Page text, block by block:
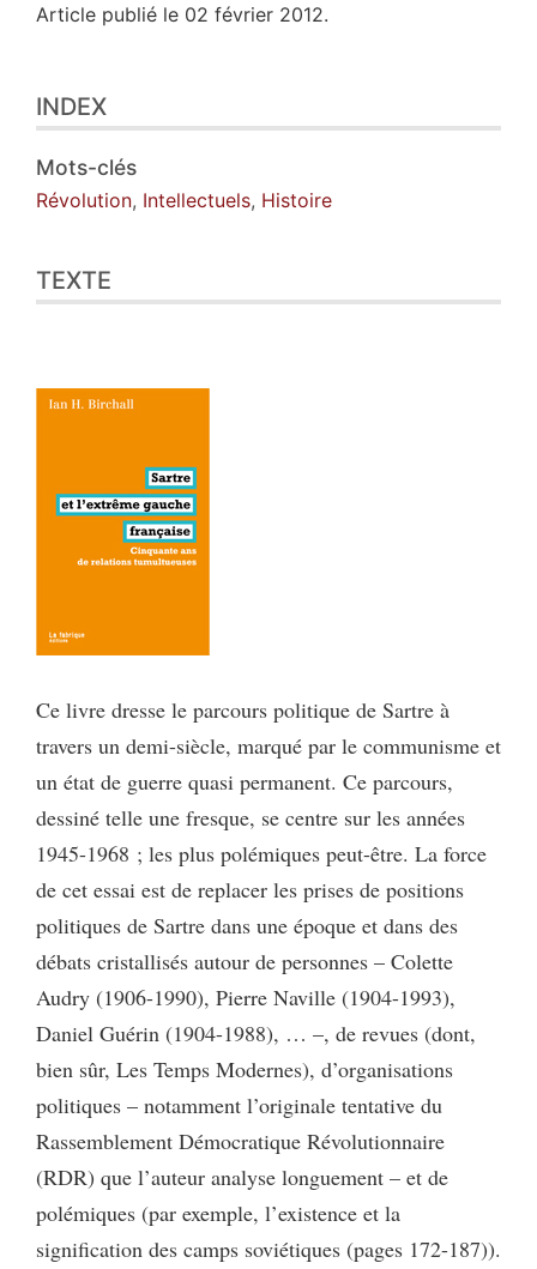
Article publié le 02 février 2012.
Texte
Illustrations
Citer cet article
Auteur
INDEX
Mots-clés
Révolution, Intellectuels, Histoire
TEXTE
Ce livre dresse le parcours politique de Sartre à
travers un demi-siècle, marqué par le communisme et
un état de guerre quasi permanent. Ce parcours,
dessiné telle une fresque, se centre sur les années
1945-1968 ; les plus polémiques peut-être. La force
de cet essai est de replacer les prises de positions
politiques de Sartre dans une époque et dans des
débats cristallisés autour de personnes – Colette
Audry (1906-1990), Pierre Naville (1904-1993),
Daniel Guérin (1904-1988), … –, de revues (dont,
bien sûr, Les Temps Modernes), d’organisations
politiques – notamment l’originale tentative du
Rassemblement Démocratique Révolutionnaire
(RDR) que l’auteur analyse longuement – et de
polémiques (par exemple, l’existence et la
signification des camps soviétiques (pages 172-187)).